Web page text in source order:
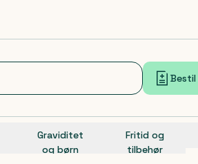
Graviditet
og børn
Fritid og
tilbehør